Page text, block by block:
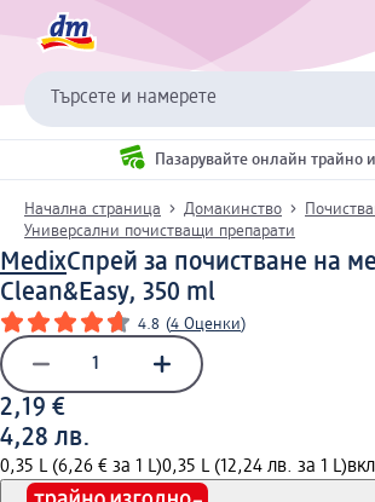
Търсете и намерете
Пазарувайте онлайн трайно
Начална страница Домакинство
Универсални почистващи препарати
MedixСпрей за почистване на
Clean&Easy, 350 ml
4.8 (4 Оценки)
2,19 €
4,28 лв.
0,35 L (6,26 € за 1 L)0,35 L (12,24 лв. за 1 L)